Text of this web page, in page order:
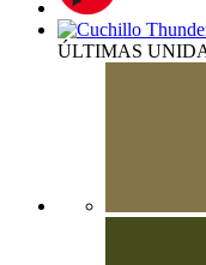
ÚLTIMAS